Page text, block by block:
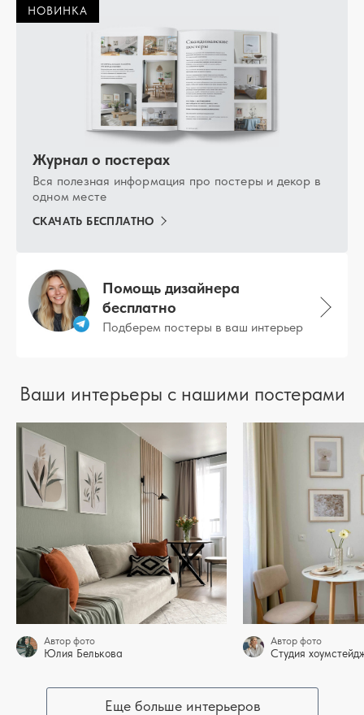
НОВИНКА
Журнал о постерах
Вся полезная информация про постеры и декор в
одном месте
СКАЧАТЬ БЕСПЛАТНО
Помощь дизайнера
бесплатно
Подберем постеры в ваш интерьер
Ваши интерьеры с нашими постерами
Автор фото
Юлия Белькова
Автор фото
Студия
Еще больше интерьеров